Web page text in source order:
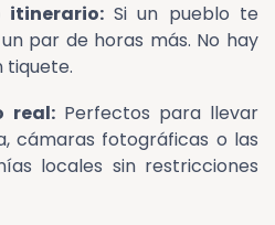
itinerario:Si un pueblo te
par de horas más. No hay
tiquete.
real:Perfectos para llevar
cámaras fotográficas o las
locales sin restricciones